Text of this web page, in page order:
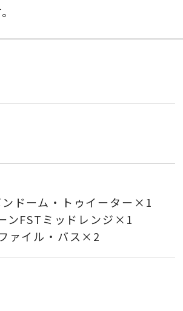
ドーム・トゥイーター×1
ンFSTミッドレンジ×1
ァイル・バス×2